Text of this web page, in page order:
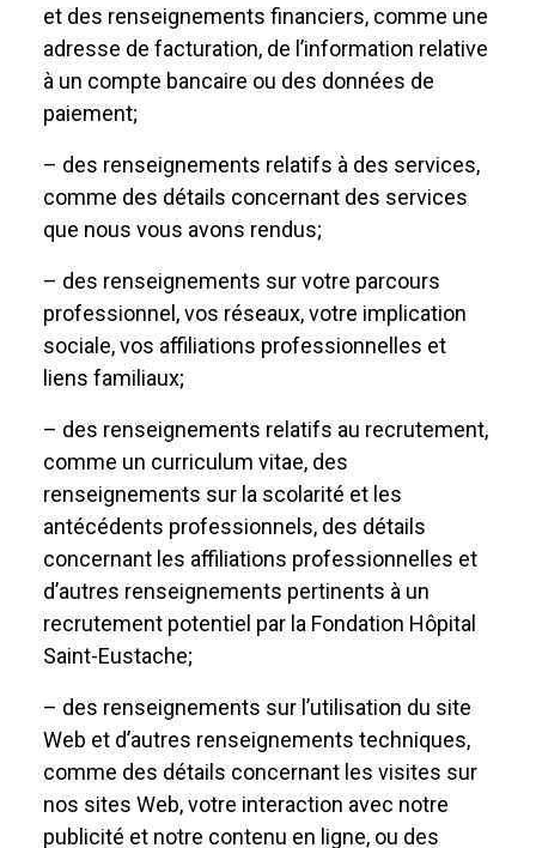
et des renseignements financiers, comme une
adresse de facturation, de l’information relative
à un compte bancaire ou des données de
paiement;
– des renseignements relatifs à des services,
comme des détails concernant des services
que nous vous avons rendus;
– des renseignements sur votre parcours
professionnel, vos réseaux, votre implication
sociale, vos affiliations professionnelles et
liens familiaux;
– des renseignements relatifs au recrutement,
comme un curriculum vitae, des
renseignements sur la scolarité et les
antécédents professionnels, des détails
concernant les affiliations professionnelles et
d’autres renseignements pertinents à un
recrutement potentiel par la Fondation Hôpital
Saint-Eustache;
– des renseignements sur l’utilisation du site
Web et d’autres renseignements techniques,
comme des détails concernant les visites sur
nos sites Web, votre interaction avec notre
publicité et notre contenu en ligne, ou des